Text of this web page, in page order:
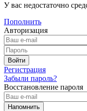
У вас недостаточно
Пополнить
Авторизация
Регистрация
Забыли пароль?
Восстановление пароля